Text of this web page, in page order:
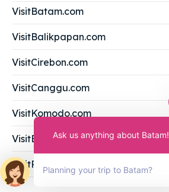
VisitBatam.com
VisitBalikpapan.com
VisitCirebon.com
VisitCanggu.com
VisitKomodo.com
VisitBromo.com
VisitPuncak.com
Ask us anything about Batam!
Planning your trip to Batam?